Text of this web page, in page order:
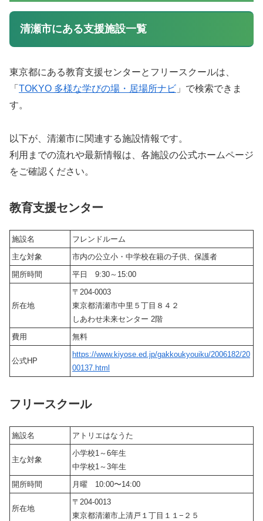
清瀬市にある支援施設一覧
東京都にある教育支援センターとフリースクールは、
「 TOKYO 多様な学びの場・居場所ナビ 」で検索できま
す。
以下が、清瀬市に関連する施設情報です。
利用までの流れや最新情報は、各施設の公式ホームページ
をご確認ください。
教育支援センター
施設名
フレンドルーム
主な対象
市内の公立小・中学校在籍の子供、保護者
開所時間
平日 9:30～15:00
所在地
〒204-0003
東京都清瀬市中里５丁目８４２
しあわせ未来センター 2階
費用
無料
公式HP
https://www.kiyose.ed.jp/gakkoukyouiku/2006182/20
00137.html
フリースクール
施設名 アトリエはなうた
主な対象
小学校1～6年生
中学校1～3年生
開所時間
月曜 10:00〜14:00
所在地
〒204-0013
東京都清瀬市上清戸１丁目１１−２５